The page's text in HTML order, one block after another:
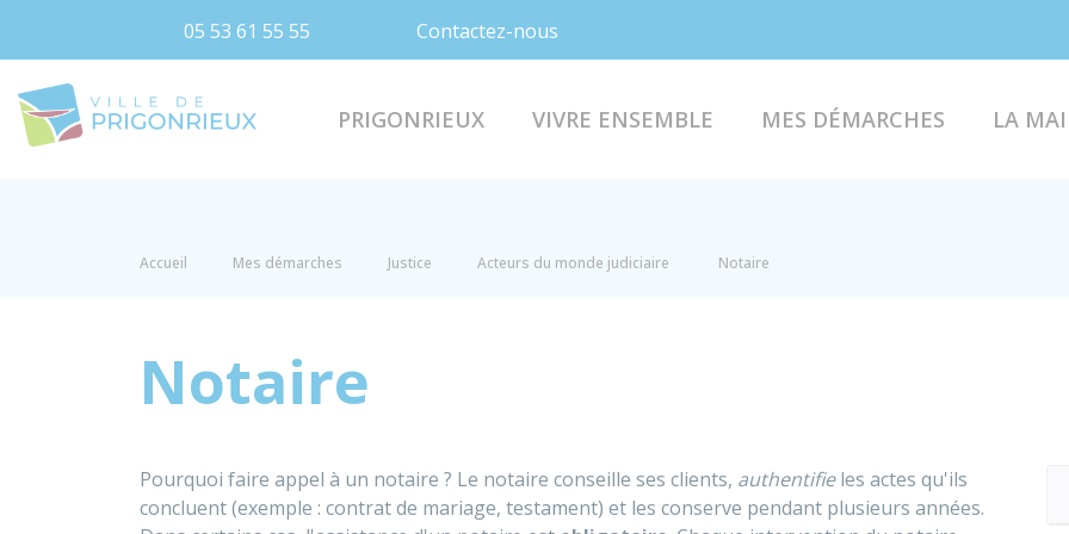
05 53 61 55 55 Contactez-nous
PRIGONRIEUX VIVRE ENSEMBLE MES DÉMARCHES LA
Accueil Mes démarches Justice Acteurs du monde judiciaire Notaire
Notaire
Pourquoi faire appel à un notaire ? Le notaire conseille ses clients, authentifieles actes qu'ils
concluent (exemple : contrat de mariage, testament) et les conserve pendant plusieurs années.